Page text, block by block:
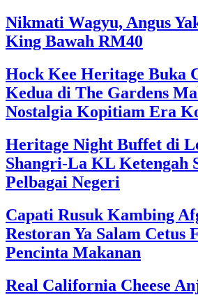
Nikmati Wagyu, Angus
King Bawah RM40
Hock Kee Heritage Buka
Kedua di The Gardens
Nostalgia Kopitiam Era
Heritage Night Buffet di
Shangri-La KL Ketengah
Pelbagai Negeri
Capati Rusuk Kambing
Restoran Ya Salam Cetus
Pencinta Makanan
Real California Cheese